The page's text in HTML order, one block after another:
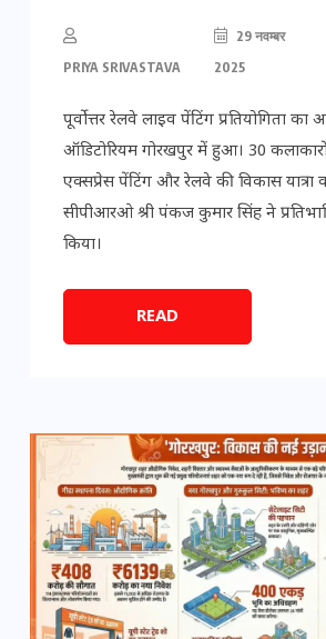
PRIYA SRIVASTAVA
29 नवम्बर
2025
पूर्वोत्तर रेलवे लाइव पेंटिंग प्रतियोगिता
ऑडिटोरियम गोरखपुर में हुआ। 30
एक्सप्रेस पेंटिंग और रेलवे की विकास यात्रा
सीपीआरओ श्री पंकज कुमार सिंह ने
किया।
READ